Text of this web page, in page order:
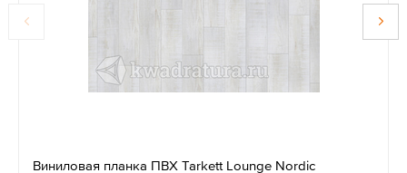
Виниловая планка ПВХ Tarkett Lounge Nordic